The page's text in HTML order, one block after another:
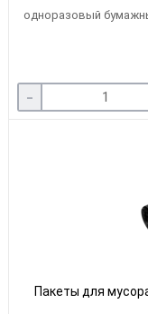
одноразовый
-
Пакеты для